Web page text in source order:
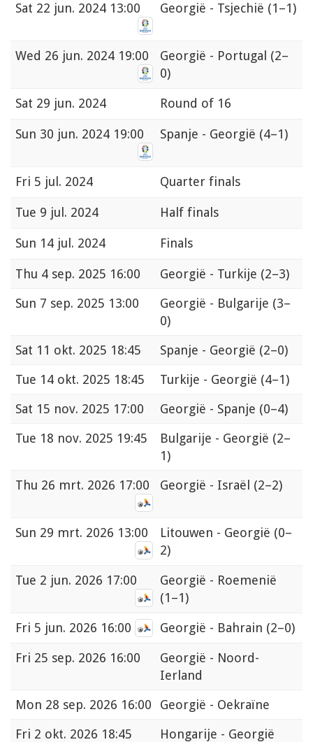
Sat 22 jun. 2024 13:00 Georgië - Tsjechië (1–1)
Wed 26 jun. 2024 19:00 Georgië - Portugal (2–
0)
Sat 29 jun. 2024 Round of 16
Sun 30 jun. 2024 19:00 Spanje - Georgië (4–1)
Fri 5 jul. 2024 Quarter finals
Tue 9 jul. 2024 Half finals
Sun 14 jul. 2024 Finals
Thu 4 sep. 2025 16:00 Georgië - Turkije (2–3)
Sun 7 sep. 2025 13:00 Georgië - Bulgarije (3–
0)
Sat 11 okt. 2025 18:45 Spanje - Georgië (2–0)
Tue 14 okt. 2025 18:45 Turkije - Georgië (4–1)
Sat 15 nov. 2025 17:00 Georgië - Spanje (0–4)
Tue 18 nov. 2025 19:45 Bulgarije - Georgië (2–
1)
Thu 26 mrt. 2026 17:00 Georgië - Israël (2–2)
Sun 29 mrt. 2026 13:00 Litouwen - Georgië (0–
2)
Tue 2 jun. 2026 17:00
Georgië - Roemenië
(1–1)
Fri 5 jun. 2026 16:00 Georgië - Bahrain (2–0)
Fri 25 sep. 2026 16:00
Georgië - Noord-
Ierland
Mon 28 sep. 2026 16:00
Georgië - Oekraïne
Fri 2 okt. 2026 18:45
Hongarije - Georgië